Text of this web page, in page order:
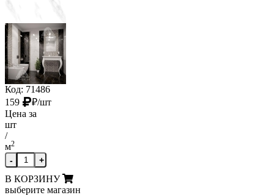
Код: 71486
159
₽/шт
Цена за
шт
/
м2
- +
В КОРЗИНУ
выберите магазин